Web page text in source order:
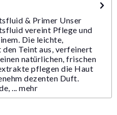
& Primer Unser
vereint Pflege und
Die leichte,
Teint aus, verfeinert
natürlichen, frischen
pflegen die Haut
dezenten Duft.
... mehr